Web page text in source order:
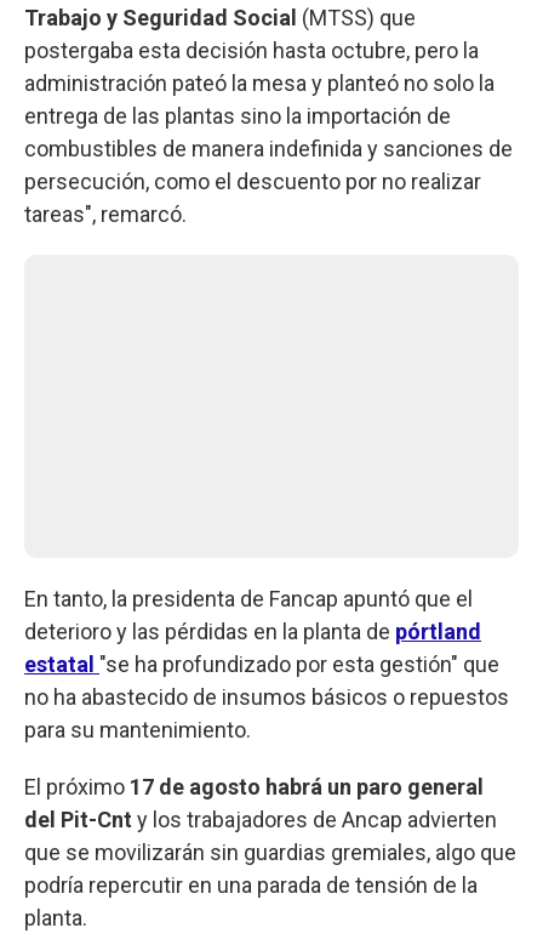
Trabajo y Seguridad Social (MTSS) que
postergaba esta decisión hasta octubre, pero la
administración pateó la mesa y planteó no solo la
entrega de las plantas sino la importación de
combustibles de manera indefinida y sanciones de
persecución, como el descuento por no realizar
tareas", remarcó.
En tanto, la presidenta de Fancap apuntó que el
deterioro y las pérdidas en la planta de pórtland
estatal "se ha profundizado por esta gestión" que
no ha abastecido de insumos básicos o repuestos
para su mantenimiento.
El próximo 17 de agosto habrá un paro general
del Pit-Cnt y los trabajadores de Ancap advierten
que se movilizarán sin guardias gremiales, algo que
podría repercutir en una parada de tensión de la
planta.